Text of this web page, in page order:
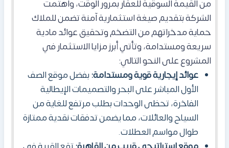
من القيمة السوقية للعقار بمرور الوقت، واهتمت
الشركة بتقديم صيغة استثمارية آمنة تضمن للملاك
حماية مدخراتهم من التضخم وتحقيق عوائد مادية
سريعة ومستدامة، وتأتي أبرز مزايا الاستثمار في
المشروع على النحو التالي:
عوائد إيجارية قوية ومستدامة:بفضل موقع الصف
الأول المباشر على البحر والتصميمات الإيطالية
الفاخرة، تحظى الوحدات بطلب مرتفع للغاية من
السياح والعائلات، مما يضمن تدفقات نقدية ممتازة
طوال مواسم العطلات.